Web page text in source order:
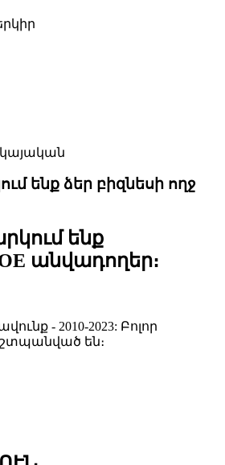
ենք ձեր բիզնեսի ողջ
ենք
անվադողեր։
- 2010-2023: Բոլոր
են։